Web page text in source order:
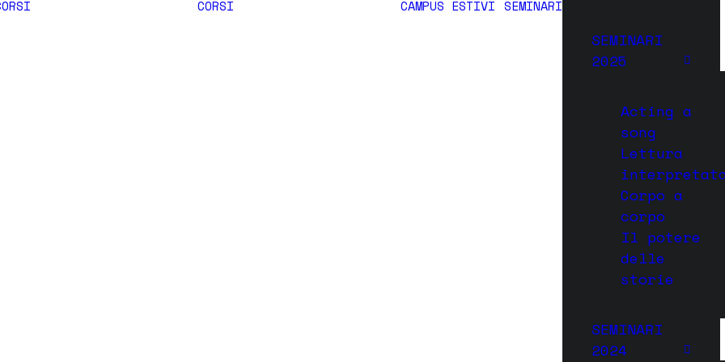
CORSI CAMPUS ESTIVI SEMINARI
SEMINARI
2025
Acting a
song
Lettura
Corpo a
corpo
Il potere
delle
storie
SEMINARI
2024